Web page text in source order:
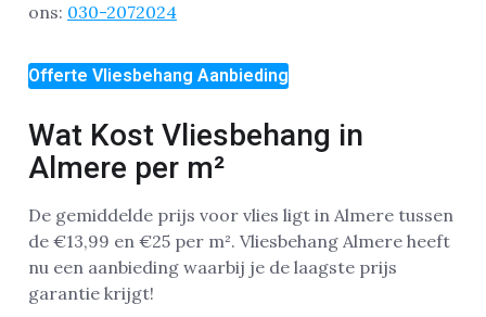
ons: 030-2072024
Offerte Vliesbehang Aanbieding
Wat Kost Vliesbehang in
Almere per m²
De gemiddelde prijs voor vlies ligt in Almere tussen
de €13,99 en €25 per m². Vliesbehang Almere heeft
nu een aanbieding waarbij je de laagste prijs
garantie krijgt!